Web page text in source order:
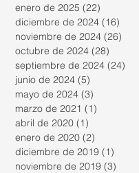
enero de 2025 (22)
diciembre de 2024 (16)
noviembre de 2024 (26)
octubre de 2024 (28)
septiembre de 2024 (24)
junio de 2024 (5)
mayo de 2024 (3)
marzo de 2021 (1)
abril de 2020 (1)
enero de 2020 (2)
diciembre de 2019 (1)
noviembre de 2019 (3)